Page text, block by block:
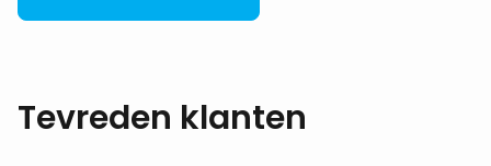
Tevreden klanten